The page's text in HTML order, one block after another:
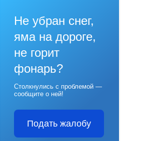
Не убран снег,
яма на дороге,
не горит
фонарь?
Столкнулись с проблемой —
сообщите о ней!
Подать жалобу